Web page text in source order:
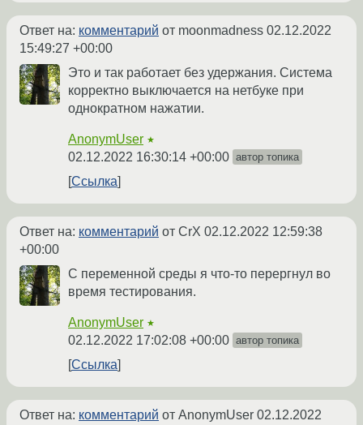
Ответ на: комментарий от moonmadness 02.12.2022
15:49:27 +00:00
Это и так работает без удержания. Система
корректно выключается на нетбуке при
однократном нажатии.
AnonymUser ★
02.12.2022 16:30:14 +00:00 автор топика
Ссылка
Ответ на: комментарий от CrX 02.12.2022 12:59:38
+00:00
С переменной среды я что-то перергнул во
время тестирования.
AnonymUser ★
02.12.2022 17:02:08 +00:00 автор топика
Ссылка
Ответ на: комментарий от AnonymUser 02.12.2022